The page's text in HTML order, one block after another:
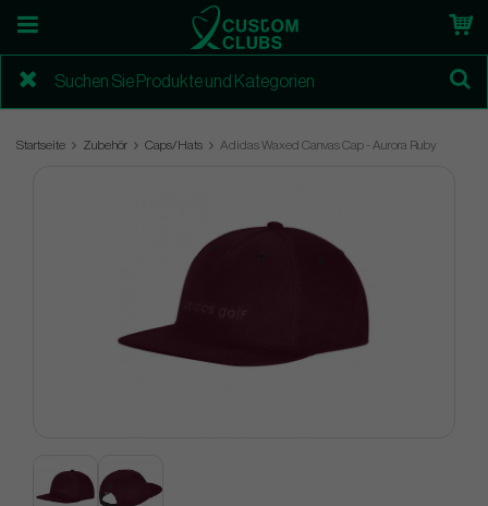
Startseite Zubehör Caps/Hats Adidas Waxed Canvas Cap - Aurora Ruby